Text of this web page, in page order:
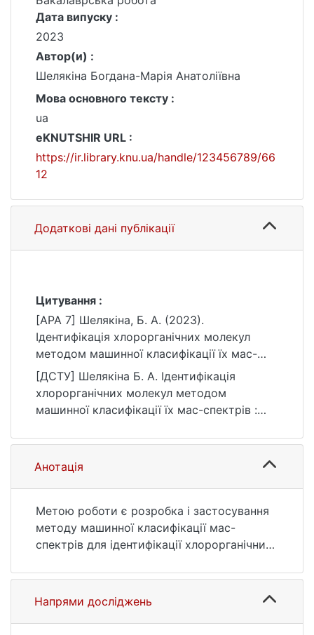
Дата випуску :
2023
Автор(и) :
Шелякіна Богдана-Марія Анатоліївна
Мова основного тексту :
ua
eKNUTSHIR URL :
https://ir.library.knu.ua/handle/123456789/66
12
Додаткові дані публікації
Цитування :
[APA 7] Шелякіна, Б. А. (2023).
Ідентифікація хлорорганічних молекул
методом машинної класифікації їх мас-
спектрів [Бакалаврська робота, Київський
національний університет імені Тараса
Шевченка]. eKNUTSHIR.
https://ir.library.knu.ua/handle/123456789/66
12
[ДСТУ] Шелякіна Б. А. Ідентифікація
хлорорганічних молекул методом
машинної класифікації їх мас-спектрів :
Електроніка, автоматизація та електронні
комунікації. Київ, 2023. 39 с. URL:
https://ir.library.knu.ua/handle/123456789/66
Анотація
Метою роботи є розробка і застосування
методу машинної класифікації мас-
спектрів для ідентифікації хлорорганічних
автоматично аналізувати мас-спектри та
класифікувати їх на основі характерних
особливостей, що дозволяє ефективно і
Напрями досліджень